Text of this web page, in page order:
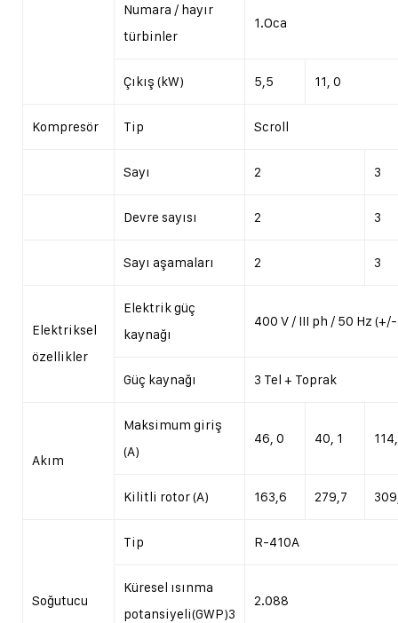
Numara / hayır
türbinler
1.Oca
Çıkış (kW) 5,5 11, 0
Kompresör Tip Scroll
Sayı 2 3
Devre sayısı 2 3
Sayı aşamaları 2 3
Elektriksel
özellikler
Elektrik güç
kaynağı
400 V / III ph / 50 Hz
Güç kaynağı 3 Tel + Toprak
Akım
Maksimum giriş
(A)
46, 0 40, 1
Kilitli rotor (A) 163,6 279,7
Soğutucu
Tip R-410A
Küresel ısınma
potansiyeli(GWP)3
2.088